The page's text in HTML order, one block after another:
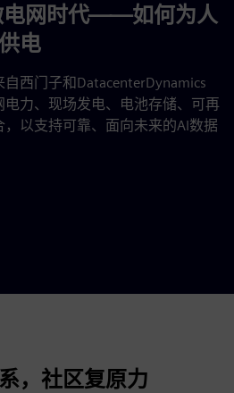
电网时代——如何为人
电
西门子和DatacenterDynamics
力、现场发电、电池存储、可再
以支持可靠、面向未来的AI数据
，社区复原力